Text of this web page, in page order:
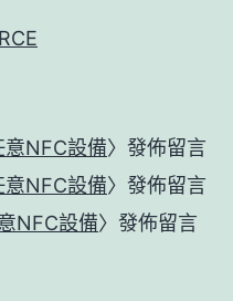
NFC設備〉發佈留言
NFC設備〉發佈留言
NFC設備〉發佈留言